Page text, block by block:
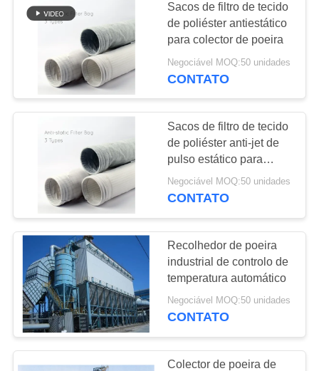
MAPA
SITE
POLÍTICA
PRIVACIDADE
Sacos de filtro de tecido
de poliéster antiestático
para colector de poeira
Negociável MOQ:50 unidades
CONTATO
Sacos de filtro de tecido
de poliéster anti-jet de
pulso estático para
colector de poeira
Negociável MOQ:50 unidades
CONTATO
Recolhedor de poeira
industrial de controlo de
temperatura automático
Negociável MOQ:50 unidades
CONTATO
Colector de poeira de